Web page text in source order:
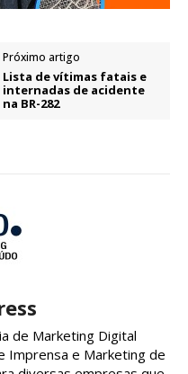
Próximo artigo
Lista de vítimas fatais e
internadas de acidente
na BR-282
de Marketing Digital
Imprensa e Marketing de